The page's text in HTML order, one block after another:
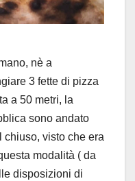
nè a
3 fette di pizza
a 50 metri, la
sono andato
chiuso, visto che era
modalità ( da
disposizioni di